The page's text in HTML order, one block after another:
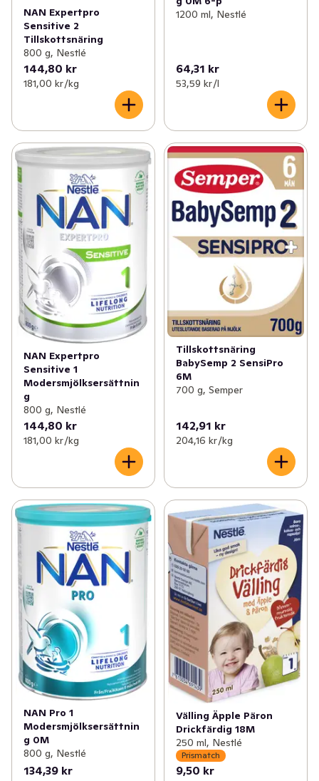
månader och äldre. Fortsätt amma så länge som möjligt.
Kontakta gärna BVC för att få råd.
Observera att produktsammansättningen kan ändras -
läs alltid ingredienslistan på förpackningen innan du
serverar mjölkdrycken.
NAN Expertpro
Sensitive 2
Tillskottsnäring
800 g, Nestlé
144,80 kr
181,00 kr /kg
1200 ml, Nestlé
64,31 kr
53,59 kr /l
NAN Expertpro
Sensitive 1
Modersmjölksersättnin
g
800 g, Nestlé
144,80 kr
181,00 kr /kg
Tillskottsnäring
BabySemp 2 SensiPro
6M
700 g, Semper
142,91 kr
204,16 kr /kg
NAN Pro 1
Modersmjölksersättnin
g 0M
800 g, Nestlé
134,39 kr
Välling Äpple Päron
Drickfärdig 18M
250 ml, Nestlé
Prismatch
9,50 kr